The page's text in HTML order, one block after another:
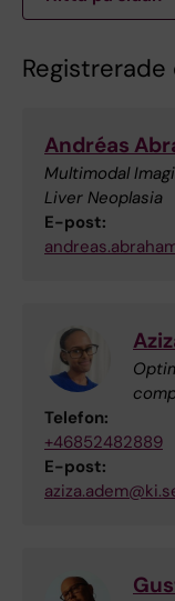
Andréas
Multimodal
Liver Neoplasia
E-post:
Telefon:
+46852482889
E-post: